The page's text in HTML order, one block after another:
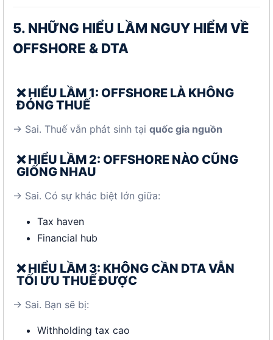
5. NHỮNG HIỂU LẦM NGUY HIỂM VỀ
OFFSHORE & DTA
❌ HIỂU LẦM 1: OFFSHORE LÀ KHÔNG
ĐÓNG THUẾ
→ Sai. Thuế vẫn phát sinh tại quốc gia nguồn
❌ HIỂU LẦM 2: OFFSHORE NÀO CŨNG
GIỐNG NHAU
→ Sai. Có sự khác biệt lớn giữa:
Tax haven
Financial hub
❌ HIỂU LẦM 3: KHÔNG CẦN DTA VẪN
TỐI ƯU THUẾ ĐƯỢC
→ Sai. Bạn sẽ bị:
Withholding tax cao